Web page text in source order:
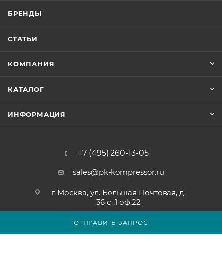
ОТПРАВИТЬ ЗАПРОС
БРЕНДЫ
СТАТЬИ
КОМПАНИЯ
КАТАЛОГ
ИНФОРМАЦИЯ
+7 (495) 260-13-05
sales@pk-kompressor.ru
г. Москва, ул. Большая Почтовая, д.
36 ст.1 оф.22